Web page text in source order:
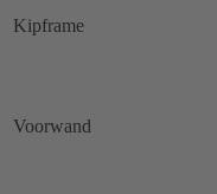
Kipframe
Voorwand